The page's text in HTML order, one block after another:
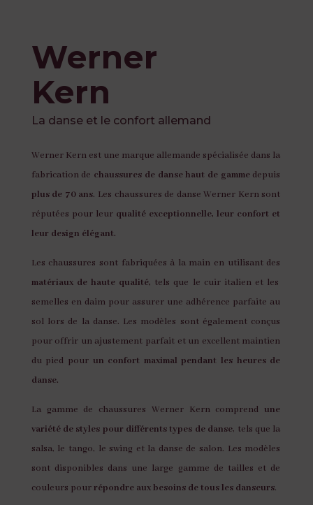
Werner
Kern
La danse et le confort allemand
Werner Kern est une marque allemande spécialisée dans la
fabrication de chaussures de danse haut de gammedepuis
plus de 70 ans. Les chaussures de danse Werner Kern sont
réputées pour leur qualité exceptionnelle, leur confort et
leur design élégant.
Les chaussures sont fabriquées à la main en utilisant des
matériaux de haute qualité, tels que le cuir italien et les
semelles en daim pour assurer une adhérence parfaite au
sol lors de la danse. Les modèles sont également conçus
pour offrir un ajustement parfait et un excellent maintien
du pied pour un confort maximal pendant les heures de
danse.
La gamme de chaussures Werner Kern comprend une
variété de styles pour différents types de danse, tels que la
salsa, le tango, le swing et la danse de salon. Les modèles
sont disponibles dans une large gamme de tailles et de
couleurs pourrépondre aux besoins de tous les danseurs.